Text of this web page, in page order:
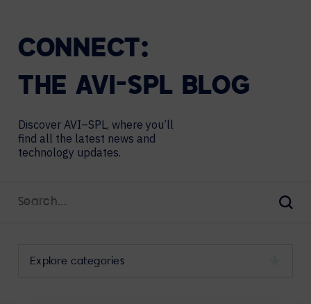
CONNECT:
THE AVI-SPL BLOG
Discover AVI–SPL, where you’ll
find all the latest news and
technology updates.